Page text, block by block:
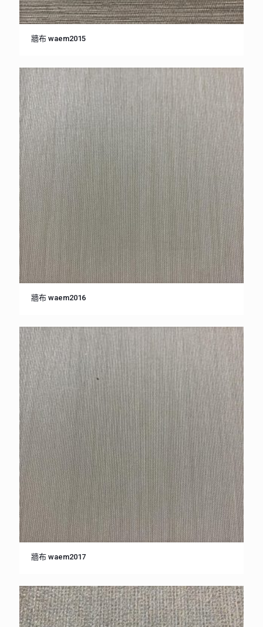
牆布 waem2015
牆布 waem2016
牆布 waem2017